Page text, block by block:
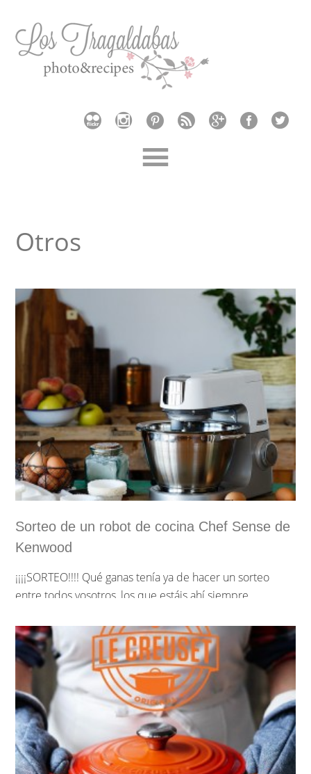
Otros
Sorteo de un robot de cocina Chef Sense de
Kenwood
¡¡¡¡SORTEO!!!! Qué ganas tenía ya de hacer un sorteo
entre todos vosotros, los que estáis ahí siempre
agradecéroslo y que mejor manera que regalar este
Chef Sense de Kenwood.
…
Sigue leyendo »